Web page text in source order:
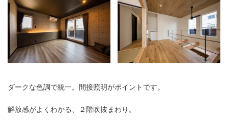
ダークな色調で統一。間接照明がポイントです。
解放感がよくわかる、２階吹抜まわり。